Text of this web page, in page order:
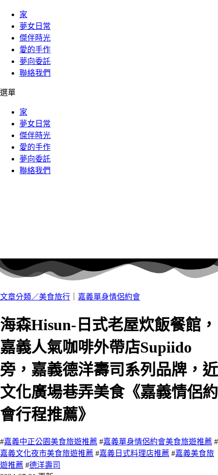
家
夢女日常
傑伴時光
愛的手作
夢向委託
聯絡我們
選單
家
夢女日常
傑伴時光
愛的手作
夢向委託
聯絡我們
文章分類／美食旅行 嘉義單身情侶約會
海森Hisun-日式老屋炊飯餐館，
嘉義人氣咖啡外帶店Supiido
旁，嘉義德洋壽司系列品牌，近
文化廣場巷弄美食《嘉義情侶約
會行程推薦》
#嘉義中正公園美食旅遊推薦 #嘉義單身情侶約會美食旅遊推薦 #
嘉義文化夜市美食旅遊推薦 #嘉義日式料理店推薦 #嘉義美食旅
遊推薦 #德洋壽司